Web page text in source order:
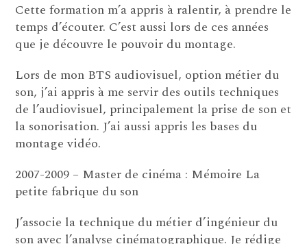
Cette formation m’a appris à ralentir, à prendre le
temps d’écouter. C’est aussi lors de ces années
que je découvre le pouvoir du montage.
Lors de mon BTS audiovisuel, option métier du
son, j’ai appris à me servir des outils techniques
de l’audiovisuel, principalement la prise de son et
la sonorisation. J’ai aussi appris les bases du
montage vidéo.
2007-2009 – Master de cinéma : Mémoire La
petite fabrique du son
J’associe la technique du métier d’ingénieur du
son avec l’analyse cinématographique. Je rédige